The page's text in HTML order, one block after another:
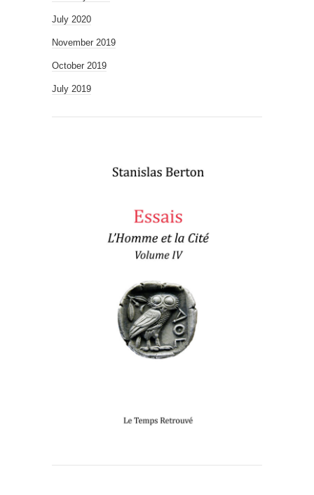
July 2020
November 2019
October 2019
July 2019